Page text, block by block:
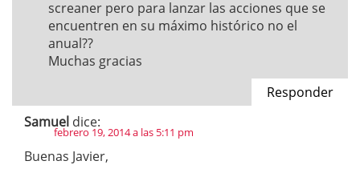
screaner pero para lanzar las acciones que se
encuentren en su máximo histórico no el
anual??
Muchas gracias
Responder
Samuel dice:
febrero 19, 2014 a las 5:11 pm
Buenas Javier,